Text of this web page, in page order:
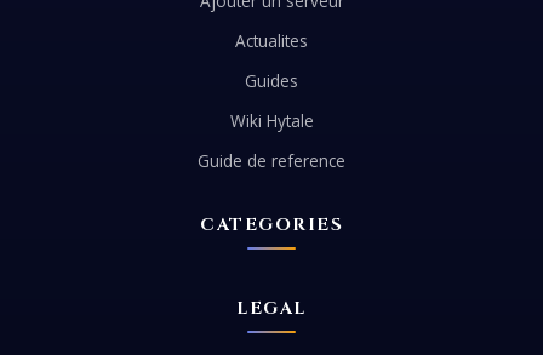
Actualites
Guides
Wiki Hytale
Guide de reference
CATEGORIES
LEGAL